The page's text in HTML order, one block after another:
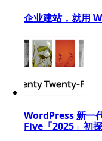
企业建站，就用
WordPress 新一
Five「2025」初探